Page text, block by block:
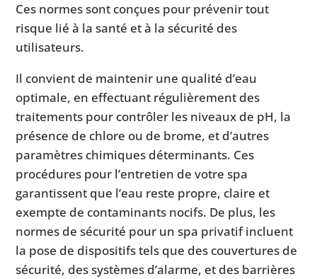
Ces normes sont conçues pour prévenir tout
risque lié à la santé et à la sécurité des
utilisateurs.
Il convient de maintenir une qualité d’eau
optimale, en effectuant régulièrement des
traitements pour contrôler les niveaux de pH, la
présence de chlore ou de brome, et d’autres
paramètres chimiques déterminants. Ces
procédures pour l’entretien de votre spa
garantissent que l’eau reste propre, claire et
exempte de contaminants nocifs. De plus, les
normes de sécurité pour un spa privatif incluent
la pose de dispositifs tels que des couvertures de
sécurité, des systèmes d’alarme, et des barrières